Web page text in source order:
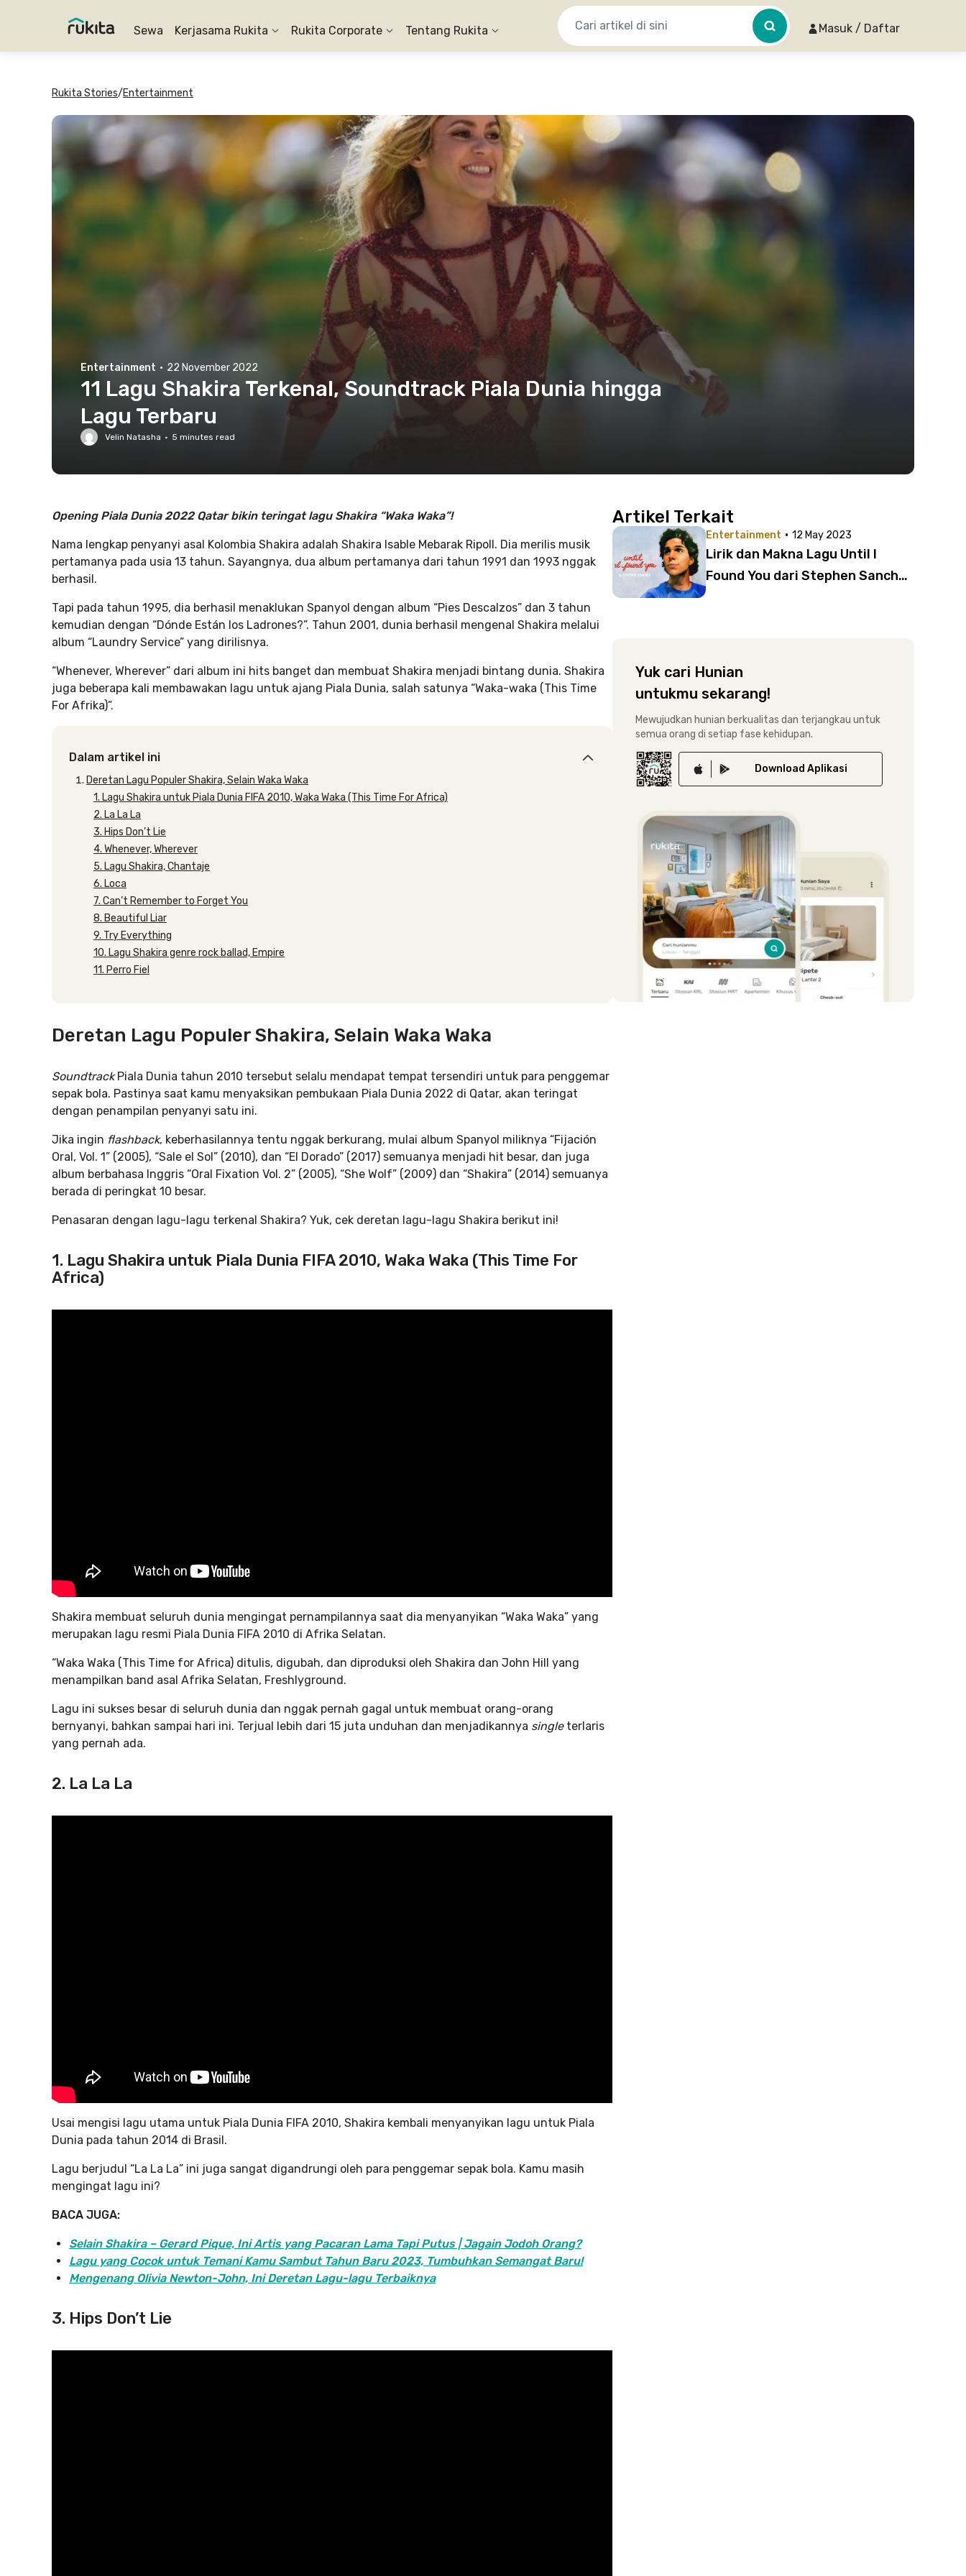
Sewa Kerjasama Rukita Rukita Corporate Tentang Rukita Masuk / Daftar
Rukita Stories/Entertainment
Entertainment · 22 November 2022
11 Lagu Shakira Terkenal, Soundtrack Piala Dunia hingga
Lagu Terbaru
Velin Natasha · 5 minutes read
Opening Piala Dunia 2022 Qatar bikin teringat lagu Shakira “Waka Waka”!
Nama lengkap penyanyi asal Kolombia Shakira adalah Shakira Isable Mebarak Ripoll. Dia merilis musik
pertamanya pada usia 13 tahun. Sayangnya, dua album pertamanya dari tahun 1991 dan 1993 nggak
berhasil.
Tapi pada tahun 1995, dia berhasil menaklukan Spanyol dengan album “Pies Descalzos” dan 3 tahun
kemudian dengan “Dónde Están los Ladrones?”. Tahun 2001, dunia berhasil mengenal Shakira melalui
album “Laundry Service” yang dirilisnya.
“Whenever, Wherever” dari album ini hits banget dan membuat Shakira menjadi bintang dunia. Shakira
juga beberapa kali membawakan lagu untuk ajang Piala Dunia, salah satunya “Waka-waka (This Time
For Afrika)”.
Dalam artikel ini
Deretan Lagu Populer Shakira, Selain Waka Waka
1. Lagu Shakira untuk Piala Dunia FIFA 2010, Waka Waka (This Time For Africa)
2. La La La
3. Hips Don’t Lie
4. Whenever, Wherever
5. Lagu Shakira, Chantaje
6. Loca
7. Can’t Remember to Forget You
8. Beautiful Liar
9. Try Everything
10. Lagu Shakira genre rock ballad, Empire
11. Perro Fiel
Deretan Lagu Populer Shakira, Selain Waka Waka
SoundtrackPiala Dunia tahun 2010 tersebut selalu mendapat tempat tersendiri untuk para penggemar
sepak bola. Pastinya saat kamu menyaksikan pembukaan Piala Dunia 2022 di Qatar, akan teringat
dengan penampilan penyanyi satu ini.
Jika ingin flashback, keberhasilannya tentu nggak berkurang, mulai album Spanyol miliknya “Fijación
Oral, Vol. 1” (2005), “Sale el Sol” (2010), dan “El Dorado” (2017) semuanya menjadi hit besar, dan juga
album berbahasa Inggris “Oral Fixation Vol. 2” (2005), “She Wolf” (2009) dan “Shakira” (2014) semuanya
berada di peringkat 10 besar.
Penasaran dengan lagu-lagu terkenal Shakira? Yuk, cek deretan lagu-lagu Shakira berikut ini!
1. Lagu Shakira untuk Piala Dunia FIFA 2010, Waka Waka (This Time For
Africa)
Shakira membuat seluruh dunia mengingat pernampilannya saat dia menyanyikan “Waka Waka” yang
merupakan lagu resmi Piala Dunia FIFA 2010 di Afrika Selatan.
“Waka Waka (This Time for Africa) ditulis, digubah, dan diproduksi oleh Shakira dan John Hill yang
menampilkan band asal Afrika Selatan, Freshlyground.
Lagu ini sukses besar di seluruh dunia dan nggak pernah gagal untuk membuat orang-orang
bernyanyi, bahkan sampai hari ini. Terjual lebih dari 15 juta unduhan dan menjadikannya single terlaris
yang pernah ada.
2. La La La
Usai mengisi lagu utama untuk Piala Dunia FIFA 2010, Shakira kembali menyanyikan lagu untuk Piala
Dunia pada tahun 2014 di Brasil.
Lagu berjudul “La La La” ini juga sangat digandrungi oleh para penggemar sepak bola. Kamu masih
mengingat lagu ini?
BACA JUGA:
Selain Shakira – Gerard Pique, Ini Artis yang Pacaran Lama Tapi Putus | Jagain Jodoh Orang?
Lagu yang Cocok untuk Temani Kamu Sambut Tahun Baru 2023, Tumbuhkan Semangat Baru!
Mengenang Olivia Newton-John, Ini Deretan Lagu-lagu Terbaiknya
3. Hips Don’t Lie
Artikel Terkait
Entertainment · 12 May 2023
Lirik dan Makna Lagu Until I
Found You dari Stephen Sanchez
Yuk cari Hunian
untukmu sekarang!
Mewujudkan hunian berkualitas dan terjangkau untuk
semua orang di setiap fase kehidupan.
Download Aplikasi